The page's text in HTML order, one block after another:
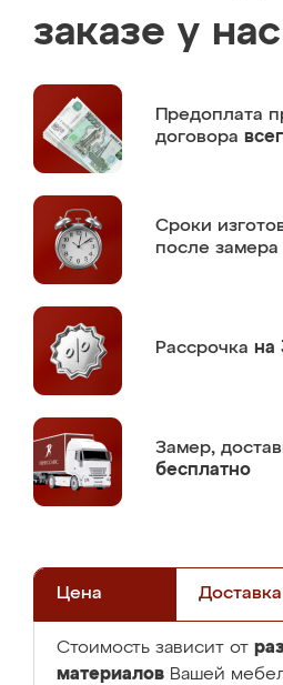
заказе у нас
Предоплата
договора
Сроки
после замера
Рассрочка на
Замер,
бесплатно
Цена Доставка
Стоимость зависит от
материалов Вашей